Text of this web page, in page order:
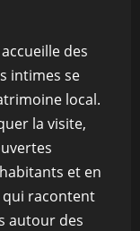
des
intimes se
local.
la visite,
et en
qui racontent
autour des